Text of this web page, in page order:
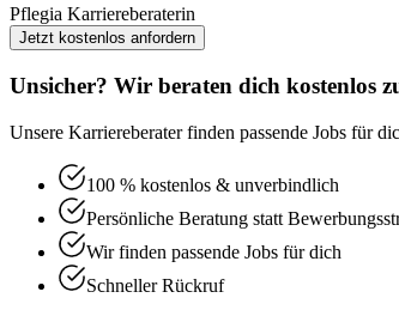
Pflegia Karriereberaterin
Jetzt kostenlos anfordern
Unsicher? Wir beraten dich kostenlos
Unsere Karriereberater finden passende Jobs für
100 % kostenlos & unverbindlich
Persönliche Beratung statt
Wir finden passende Jobs für dich
Schneller Rückruf